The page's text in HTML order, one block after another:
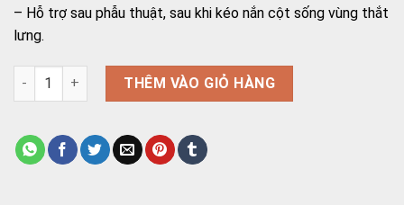
– Hỗ trợ sau phẫu thuật, sau khi kéo nắn cột sống vùng thắt
lưng.
Đai thắt lưng cao cấp PresiTom Model VP-ĐTL-Q1 số lượng
THÊM VÀO GIỎ HÀNG